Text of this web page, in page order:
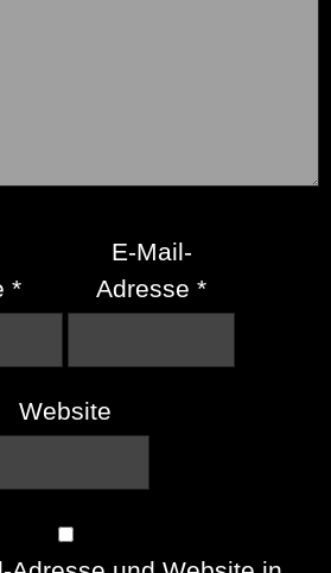
*
E-Mail-
Adresse*
Website